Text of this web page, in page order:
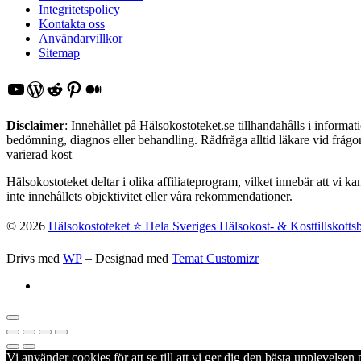
Integritetspolicy
Kontakta oss
Användarvillkor
Sitemap
YouTube
WordPress
Reddit
Pinterest
Medium
Disclaimer: Innehållet på Hälsokostoteket.se tillhandahålls i
bedömning, diagnos eller behandling. Rådfråga alltid läkare vid
varierad kost
Hälsokostoteket deltar i olika affiliateprogram, vilket innebär att vi
inte innehållets objektivitet eller våra rekommendationer.
© 2026 Hälsokostoteket ⭐️ Hela Sveriges Hälsokost- &
Drivs med WP – Designad med Temat Customizr
Vi använder cookies för att se till att vi ger dig den bästa